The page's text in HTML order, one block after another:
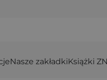
Nasze zakładkiKsiążki